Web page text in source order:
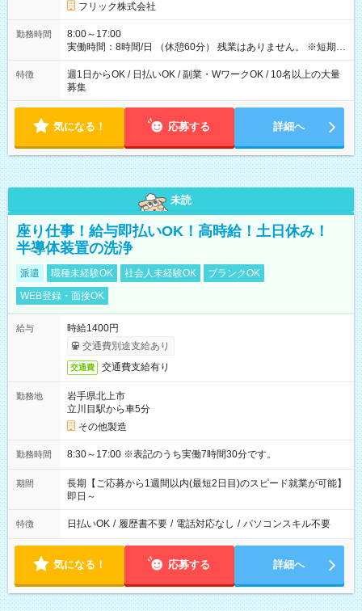
フリック株式会社
勤務時間
8:00～17:00
実働時間：8時間/日 （休憩60分） 残業はありません。 ※短期の
募集は行っておりません。予めご了承くださいませ。
特徴
週1日からOK / 日払いOK / 副業・WワークOK / 10名以上の大量
募集
気になる！ 応募する 詳細へ
未読
座り仕事！給与即払いOK！高時給！土日休み！
半導体装置の洗浄
派遣 職種未経験OK 社会人未経験OK
ブランクOK
WEB登録・面接OK
給与
時給1400円
交通費別途支給あり
交通費 交通費支給有り
勤務地
岩手県北上市
立川目駅から車5分
その他製造
勤務時間 8:30～17:00 ※表記のうち実働7時間30分です。
期間
長期【ご応募から1週間以内(最短2日目)のスピード就業が可能】
即日～
特徴 日払いOK / 履歴書不要 / 電話対応なし / パソコンスキル不要
気になる！ 応募する 詳細へ